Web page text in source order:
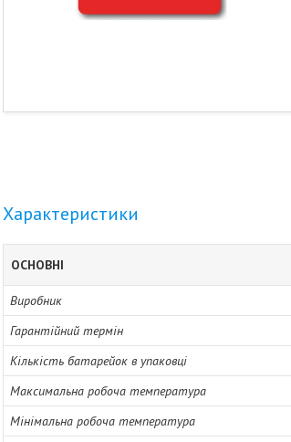
Характеристики
ОСНОВНІ
Виробник
Гарантійний термін
Кількість батарейок в упаковці
Максимальна робоча температура
Мінімальна робоча температура